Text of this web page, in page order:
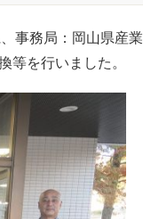
務局：岡山県産
を行いました。